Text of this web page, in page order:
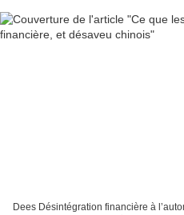
Dees Désintégration financière à